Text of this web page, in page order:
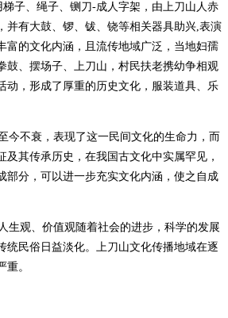
子、绳子、铡刀-成人字架，由上刀山人赤
并有大鼓、锣、钹、铙等相关器具助兴,表演
富的文化内涵，且流传地域广泛，当地妇孺
鼓、摆场子、上刀山，村民扶老携幼争相观
动，形成了厚重的历史文化，服装道具、乐
今不衰，表现了这一民间文化的生命力，而
其传承历史，在我国古文化中实属罕见，
部分，可以进一步充实文化内涵，使之自成
生观、价值观随着社会的进步，科学的发展
民俗日益淡化。上刀山文化传播地域在逐
。